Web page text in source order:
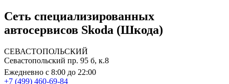
Сеть специализированных
автосервисов Skoda (Шкода)
СЕВАСТОПОЛЬСКИЙ
Севастопольский пр. 95 б, к.8
Ежедневно с 8:00 до 22:00
+7 (499) 460-69-84